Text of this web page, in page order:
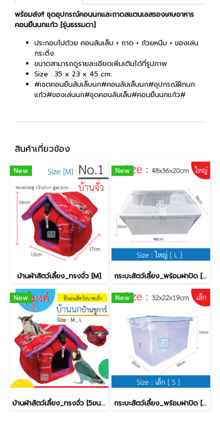
พร้อมส่ง!! ชุดอุปกรณ์คอนนกและถาดสแตนเลสรองเศษอาหาร
คอนยืนนกแก้ว [รุ่นธรรมดา]
ประกอบไปด้วย คอนลับเล็บ + ถาด + ถ้วยหนีบ + ของเล่น
กระดิ่ง.
ขนาดสามารถดูรายละเอียดเพิ่มเติมได้ที่รูปภาพ
Size : 35 x 23 x 45 cm.
#เซตคอนยืนลับเล็บนก#คอนลับเล็บนก#อุปกรณ์ฝึกนก
แก้ว#ของเล่นนก#ชุดคอนลับเล็บ#คอนยืนนกแก้ว#
สินค้าเกี่ยวข้อง
New
บ้านผ้าสัตว์เลี้ยง_ทรงจั่ว [M]
New
กระบะสัตว์เลี้ยง_พร้อมฝาปิด [ใหญ่]
New
บ้านผ้าสัตว์เลี้ยง_ทรงจั่ว [5ขนาด]
New
กระบะสัตว์เลี้ยง_พร้อมฝาปิด [เล็ก]